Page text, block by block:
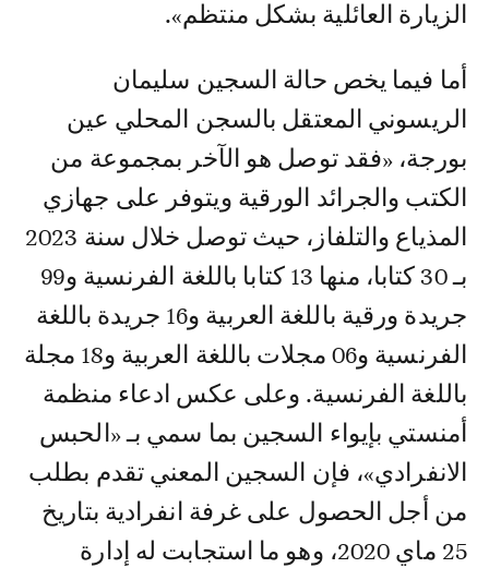
الزيارة العائلية بشكل منتظم».
أما فيما يخص حالة السجين سليمان
الريسوني المعتقل بالسجن المحلي عين
بورجة، «فقد توصل هو الآخر بمجموعة من
الكتب والجرائد الورقية ويتوفر على جهازي
المذياع والتلفاز، حيث توصل خلال سنة 2023
بـ 30 كتابا، منها 13 كتابا باللغة الفرنسية و99
جريدة ورقية باللغة العربية و16 جريدة باللغة
الفرنسية و06 مجلات باللغة العربية و18 مجلة
باللغة الفرنسية. وعلى عكس ادعاء منظمة
أمنستي بإيواء السجين بما سمي بـ «الحبس
الانفرادي»، فإن السجين المعني تقدم بطلب
من أجل الحصول على غرفة انفرادية بتاريخ
25 ماي 2020، وهو ما استجابت له إدارة